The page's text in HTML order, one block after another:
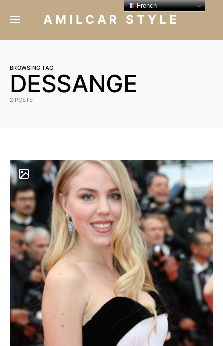
AMILCAR STYLE
BROWSING TAG
DESSANGE
2 POSTS
French